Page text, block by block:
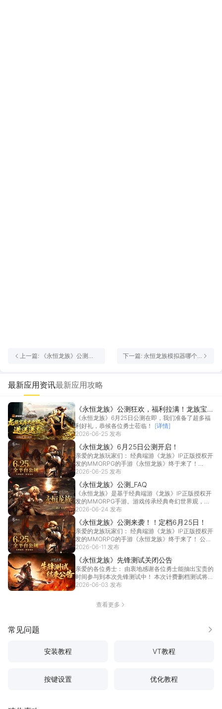
上一篇: 《永恒龙族》公测
下一篇: 永恒龙族模拟器哪个
最新应用资讯最新应用攻略
《永恒龙族》公测狂欢，福利拉满！龙族宝库
大开放送送送！
《永恒龙族》6月25日公测在即，我们准备了超多福
利好礼，恭候各位勇士莅临！
[详情]
2026-06-25 发布
《永恒龙族》6月25日公测开启！
亲爱的龙族玩家们： 经典端游《龙族》IP正版授权开
发的MMORPG的手游《永恒龙族》终于来了！
《永... [详情]
2026-06-25 发布
《永恒龙族》公测_FAQ
《永恒龙族》是基于经典端游《龙族》IP正版授权开
发的MMORPG手游。游戏传承经典奇幻世界观，带
你重... [详情]
2026-06-24 发布
《永恒龙族》公测来袭！！定档6月25日！
亲爱的龙族玩家们： 经典端游《龙族》IP正版授权开
发的MMORPG的手游《永恒龙族》终于来了！ 公
测... [详情]
2026-06-11 发布
《永恒龙族》先锋测试关闭公告
亲爱的各位勇士： 由衷地感谢各位勇士能抽出宝贵的
时间参与到本次先锋测试中！ 本次计费删档测试将于
6月... [详情]
2026-06-03 发布
查看更多
常见问题 更多
安装教程 VT教程
按键设置 优化教程